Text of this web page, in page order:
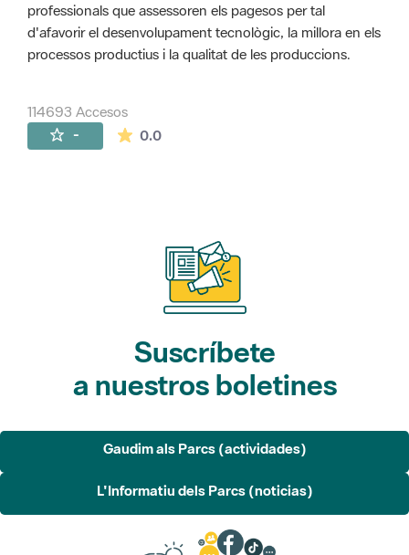
professionals que assessoren els pagesos per tal
d'afavorir el desenvolupament tecnològic, la millora en els
processos productius i la qualitat de les produccions.
114693 Accesos
- 0.0La valoración media es de 0 estrellas de
Suscríbete
a nuestros boletines
Gaudim als Parcs (actividades)
L'Informatiu dels Parcs (noticias)